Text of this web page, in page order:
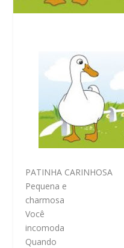
PATINHA CARINHOSA
Pequena e
charmosa
Você
incomoda
Quando